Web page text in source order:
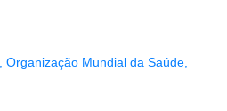
Organização Mundial da Saúde